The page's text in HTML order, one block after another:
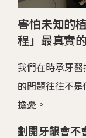
害怕未知的
程」最真實
我們在時承牙醫
的問題往往不
擔憂。
劃開牙齦會不